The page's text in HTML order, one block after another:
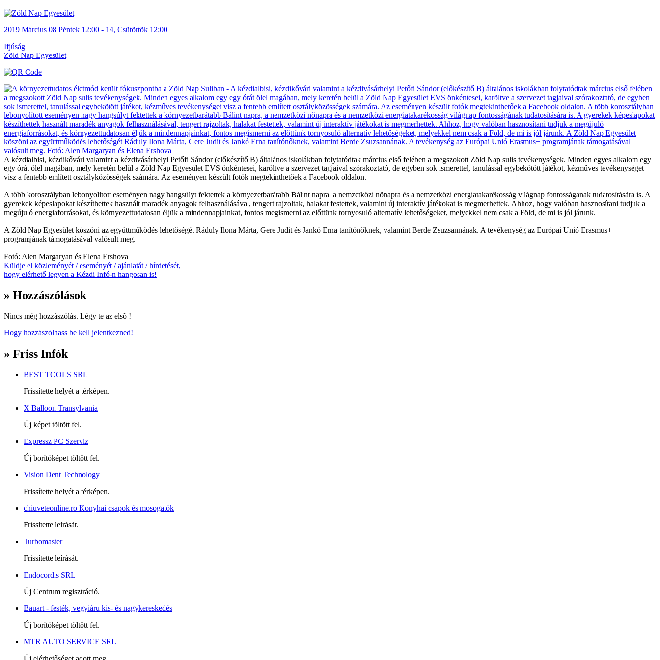
2019 Március 08 Péntek 12:00 - 14, Csütörtök 12:00
Ifjúság
Zöld Nap Egyesület
A kézdialbisi, kézdikővári valamint a kézdivásárhelyi Petőfi Sándor (előkészítő B) általános iskolákban folytatódtak március első felében a megszokott Zöld Nap sulis tevékenységek. Minden egyes alkalom egy
egy órát ölel magában, mely keretén belül a Zöld Nap Egyesület EVS önkéntesei, karöltve a szervezet tagjaival szórakoztató, de egyben sok ismerettel, tanulással egybekötött játékot, kézműves tevékenységet
visz a fentebb említett osztályközösségek számára. Az eseményen készült fotók megtekinthetőek a Facebook oldalon.
A több korosztályban lebonyolított eseményen nagy hangsúlyt fektettek a környezetbarátabb Bálint napra, a nemzetközi nőnapra és a nemzetközi energiatakarékosság világnap fontosságának tudatosítására is. A
gyerekek képeslapokat készíthettek használt maradék anyagok felhasználásával, tengert rajzoltak, halakat festettek, valamint új interaktív játékokat is megmerhettek. Ahhoz, hogy valóban hasznosítani tudjuk a
megújuló energiaforrásokat, és környezettudatosan éljük a mindennapjainkat, fontos megismerni az előttünk tornyosuló alternatív lehetőségeket, melyekkel nem csak a Föld, de mi is jól járunk.
A Zöld Nap Egyesület köszöni az együttműködés lehetőségét Ráduly Ilona Márta, Gere Judit és Jankó Erna tanítónőknek, valamint Berde Zsuzsannának. A tevékenység az Európai Unió Erasmus+
programjának támogatásával valósult meg.
Fotó: Alen Margaryan és Elena Ershova
Küldje el közleményét / eseményét / ajánlatát / hírdetését,
hogy elérhető legyen a Kézdi Infó-n hangosan is!
» Hozzászólások
Nincs még hozzászólás. Légy te az elsõ !
Hogy hozzászólhass be kell jelentkezned!
» Friss Infók
BEST TOOLS SRL
Frissítette helyét a térképen.
X Balloon Transylvania
Új képet töltött fel.
Expressz PC Szerviz
Új borítóképet töltött fel.
Vision Dent Technology
Frissítette helyét a térképen.
chiuveteonline.ro Konyhai csapok és mosogatók
Frissítette leírását.
Turbomaster
Frissítette leírását.
Endocordis SRL
Új Centrum regisztráció.
Bauart - festék, vegyiáru kis- és nagykereskedés
Új borítóképet töltött fel.
MTR AUTO SERVICE SRL
Új elérhetőséget adott meg.